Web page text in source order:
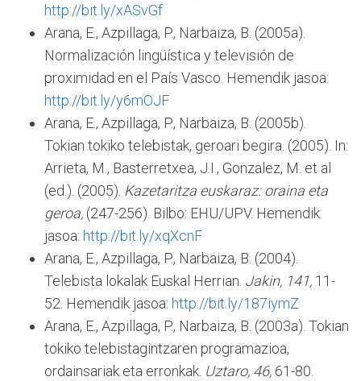
http://bit.ly/xASvGf
Arana, E., Azpillaga, P., Narbaiza, B. (2005a).
Normalización lingüística y televisión de
proximidad en el País Vasco. Hemendik jasoa:
http://bit.ly/y6mOJF
Arana, E., Azpillaga, P., Narbaiza, B. (2005b).
Tokian tokiko telebistak, geroari begira. (2005). In:
Arrieta, M., Basterretxea, J.I., Gonzalez, M. et al
(ed.). (2005). Kazetaritza euskaraz: oraina eta
geroa, (247-256). Bilbo: EHU/UPV. Hemendik
jasoa: http://bit.ly/xqXcnF
Arana, E., Azpillaga, P., Narbaiza, B. (2004).
Telebista lokalak Euskal Herrian. Jakin, 141, 11-
52. Hemendik jasoa: http://bit.ly/187iymZ
Arana, E., Azpillaga, P., Narbaiza, B. (2003a). Tokian
tokiko telebistagintzaren programazioa,
ordainsariak eta erronkak. Uztaro, 46, 61-80.